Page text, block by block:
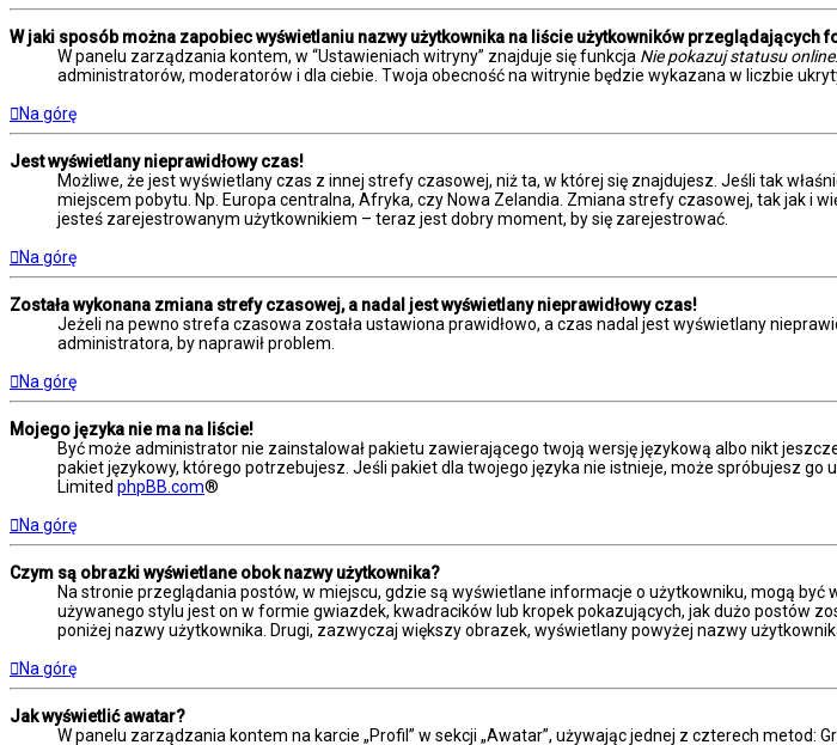
W jaki sposób można zapobiec wyświetlaniu nazwy użytkownika na liście użytkowników przeglądających
W panelu zarządzania kontem, w “Ustawieniach witryny” znajduje się funkcja Nie pokazuj statusu online
administratorów, moderatorów i dla ciebie. Twoja obecność na witrynie będzie wykazana w liczbie
Na górę
Jest wyświetlany nieprawidłowy czas!
Możliwe, że jest wyświetlany czas z innej strefy czasowej, niż ta, w której się znajdujesz. Jeśli tak
miejscem pobytu. Np. Europa centralna, Afryka, czy Nowa Zelandia. Zmiana strefy czasowej, tak jak
jesteś zarejestrowanym użytkownikiem – teraz jest dobry moment, by się zarejestrować.
Na górę
Została wykonana zmiana strefy czasowej, a nadal jest wyświetlany nieprawidłowy czas!
Jeżeli na pewno strefa czasowa została ustawiona prawidłowo, a czas nadal jest wyświetlany
administratora, by naprawił problem.
Na górę
Mojego języka nie ma na liście!
Być może administrator nie zainstalował pakietu zawierającego twoją wersję językową albo nikt
pakiet językowy, którego potrzebujesz. Jeśli pakiet dla twojego języka nie istnieje, może spróbujesz
Limited phpBB.com®
Na górę
Czym są obrazki wyświetlane obok nazwy użytkownika?
Na stronie przeglądania postów, w miejscu, gdzie są wyświetlane informacje o użytkowniku, mogą
używanego stylu jest on w formie gwiazdek, kwadracików lub kropek pokazujących, jak dużo postów
poniżej nazwy użytkownika. Drugi, zazwyczaj większy obrazek, wyświetlany powyżej nazwy
Na górę
Jak wyświetlić awatar?
W panelu zarządzania kontem na karcie „Profil” w sekcji „Awatar”, używając jednej z czterech